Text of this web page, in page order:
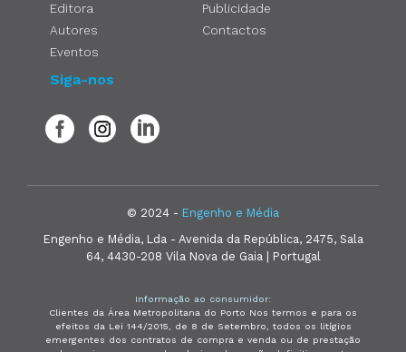
Editora
Autores
Eventos
Publicidade
Contactos
Siga-nos
© 2024 - Engenho e Média
Engenho e Média, Lda - Avenida da República, 2475, Sala
64, 4430-208 Vila Nova de Gaia | Portugal
Informação ao consumidor:
Clientes da Área Metropolitana do Porto Nos termos e para os
efeitos da Lei 144/2015, de 8 de Setembro, todos os litígios
emergentes dos contratos de compra e venda ou de prestação